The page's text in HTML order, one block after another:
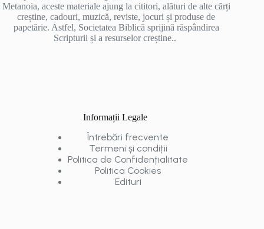
Metanoia, aceste materiale ajung la cititori, alături de alte cărți
creștine, cadouri, muzică, reviste, jocuri și produse de
papetărie. Astfel, Societatea Biblică sprijină răspândirea
Scripturii și a resurselor creștine..
Informații Legale
Întrebări frecvente
Termeni și condiții
Politica de Confidențialitate
Politica Cookies
Edituri